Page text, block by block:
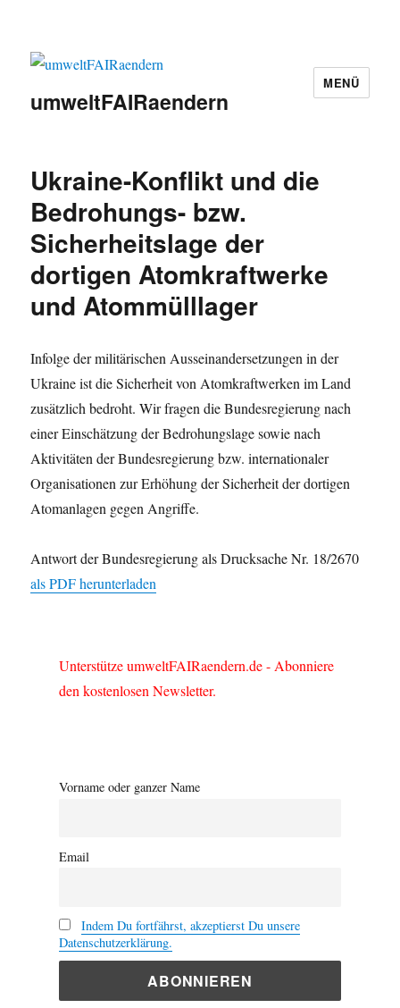
umweltFAIRaendern
MENÜ
Ukraine-Konflikt und die
Bedrohungs- bzw.
Sicherheitslage der
dortigen Atomkraftwerke
und Atommülllager
Infolge der militärischen Ausseinandersetzungen in der
Ukraine ist die Sicherheit von Atomkraftwerken im Land
zusätzlich bedroht. Wir fragen die Bundesregierung nach
einer Einschätzung der Bedrohungslage sowie nach
Aktivitäten der Bundesregierung bzw. internationaler
Organisationen zur Erhöhung der Sicherheit der dortigen
Atomanlagen gegen Angriffe.
Antwort der Bundesregierung als Drucksache Nr. 18/2670
als PDF herunterladen
Unterstütze umweltFAIRaendern.de - Abonniere
den kostenlosen Newsletter.
Vorname oder ganzer Name
Email
Indem Du fortfährst, akzeptierst Du unsere
Datenschutzerklärung.